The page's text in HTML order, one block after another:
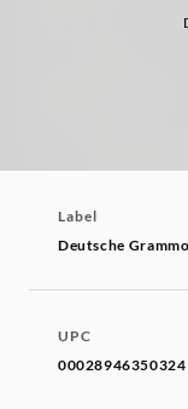
Label
Deutsche
UPC
00028946350324